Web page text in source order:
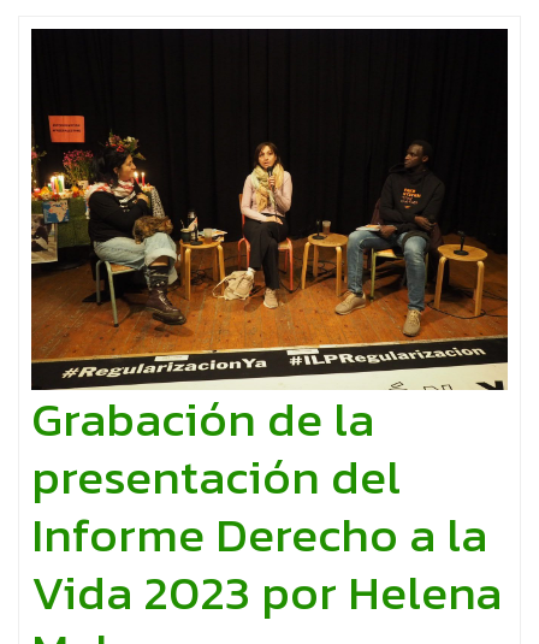
Grabación de la
presentación del
Informe Derecho a la
Vida 2023 por Helena